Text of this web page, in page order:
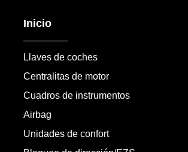
Inicio
Llaves de coches
Centralitas de motor
Cuadros de instrumentos
Airbag
Unidades de confort